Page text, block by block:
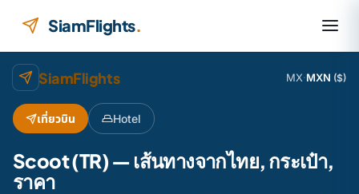
SiamFlights.
SiamFlights MX·MXN ($)
เที่ยวบิน Hotel
Scoot (TR) — เส้นทางจากไทย, กระเป๋า,
ราคา